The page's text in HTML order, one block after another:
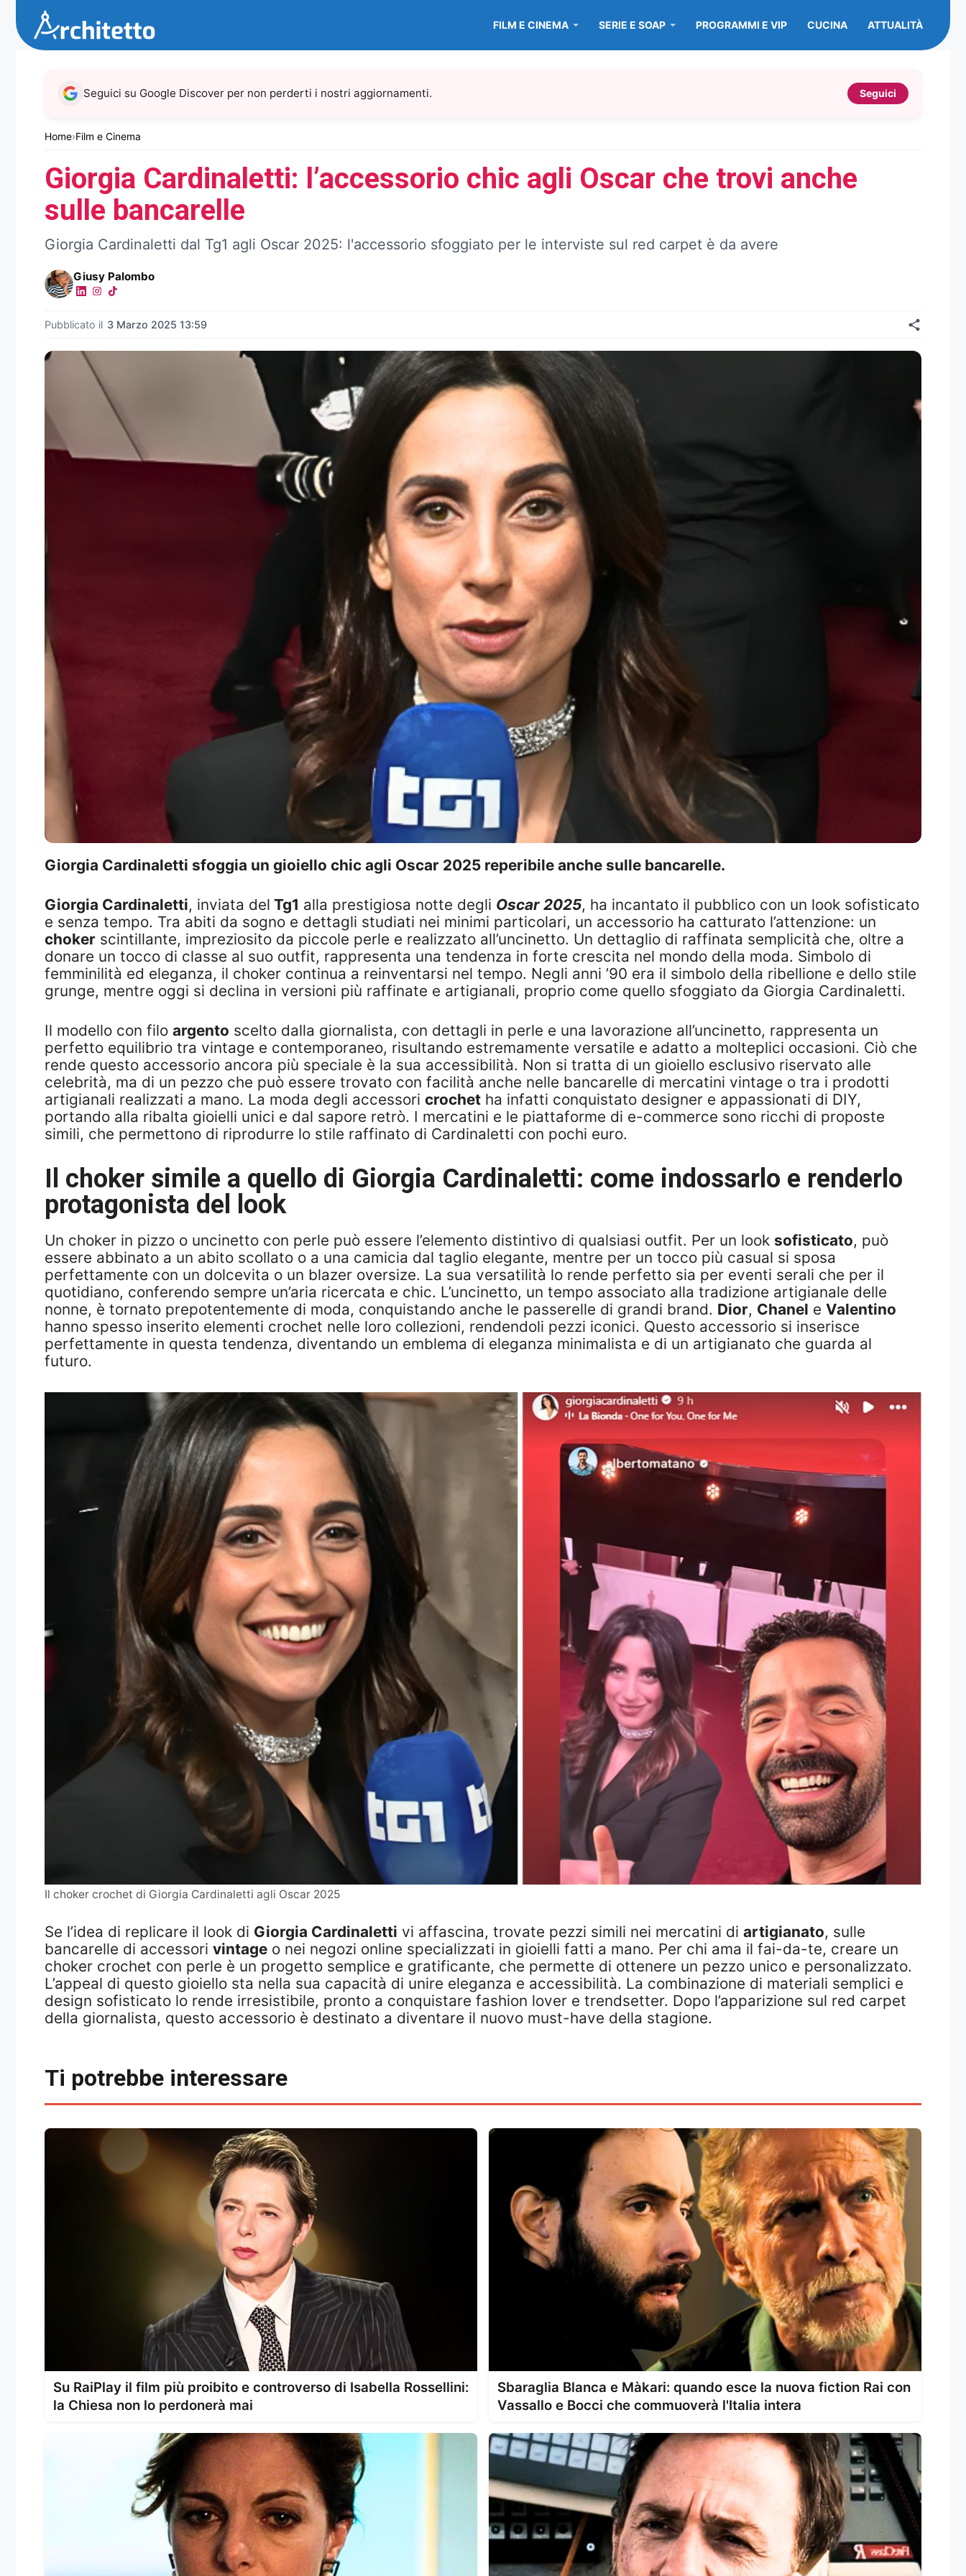
contenuto
FILM E CINEMA SERIE E SOAP PROGRAMMI E VIP CUCINA ATTUALITÀ
Home›Film e Cinema
Seguici su Google Discover per non perderti i nostri aggiornamenti. Seguici
Giorgia Cardinaletti: l’accessorio chic agli Oscar che trovi anche
sulle bancarelle
Giorgia Cardinaletti dal Tg1 agli Oscar 2025: l'accessorio sfoggiato per le interviste sul red carpet è da avere
Giusy Palombo
Pubblicato il 3 Marzo 2025 13:59
Giorgia Cardinaletti sfoggia un gioiello chic agli Oscar 2025 reperibile anche sulle bancarelle.
Giorgia Cardinaletti, inviata del Tg1 alla prestigiosa notte degli Oscar 2025, ha incantato il pubblico con un look sofisticato
e senza tempo. Tra abiti da sogno e dettagli studiati nei minimi particolari, un accessorio ha catturato l’attenzione: un
choker scintillante, impreziosito da piccole perle e realizzato all’uncinetto. Un dettaglio di raffinata semplicità che, oltre a
donare un tocco di classe al suo outfit, rappresenta una tendenza in forte crescita nel mondo della moda. Simbolo di
femminilità ed eleganza, il choker continua a reinventarsi nel tempo. Negli anni ’90 era il simbolo della ribellione e dello stile
grunge, mentre oggi si declina in versioni più raffinate e artigianali, proprio come quello sfoggiato da Giorgia Cardinaletti.
Il modello con filo argento scelto dalla giornalista, con dettagli in perle e una lavorazione all’uncinetto, rappresenta un
perfetto equilibrio tra vintage e contemporaneo, risultando estremamente versatile e adatto a molteplici occasioni. Ciò che
rende questo accessorio ancora più speciale è la sua accessibilità. Non si tratta di un gioiello esclusivo riservato alle
celebrità, ma di un pezzo che può essere trovato con facilità anche nelle bancarelle di mercatini vintage o tra i prodotti
artigianali realizzati a mano. La moda degli accessori crochet ha infatti conquistato designer e appassionati di DIY,
portando alla ribalta gioielli unici e dal sapore retrò. I mercatini e le piattaforme di e-commerce sono ricchi di proposte
simili, che permettono di riprodurre lo stile raffinato di Cardinaletti con pochi euro.
Il choker simile a quello di Giorgia Cardinaletti: come indossarlo e renderlo
protagonista del look
Un choker in pizzo o uncinetto con perle può essere l’elemento distintivo di qualsiasi outfit. Per un look sofisticato, può
essere abbinato a un abito scollato o a una camicia dal taglio elegante, mentre per un tocco più casual si sposa
perfettamente con un dolcevita o un blazer oversize. La sua versatilità lo rende perfetto sia per eventi serali che per il
quotidiano, conferendo sempre un’aria ricercata e chic. L’uncinetto, un tempo associato alla tradizione artigianale delle
nonne, è tornato prepotentemente di moda, conquistando anche le passerelle di grandi brand. Dior, Chanel e Valentino
hanno spesso inserito elementi crochet nelle loro collezioni, rendendoli pezzi iconici. Questo accessorio si inserisce
perfettamente in questa tendenza, diventando un emblema di eleganza minimalista e di un artigianato che guarda al
futuro.
Il choker crochet di Giorgia Cardinaletti agli Oscar 2025
Se l’idea di replicare il look di Giorgia Cardinaletti vi affascina, trovate pezzi simili nei mercatini di artigianato, sulle
bancarelle di accessori vintage o nei negozi online specializzati in gioielli fatti a mano. Per chi ama il fai-da-te, creare un
choker crochet con perle è un progetto semplice e gratificante, che permette di ottenere un pezzo unico e personalizzato.
L’appeal di questo gioiello sta nella sua capacità di unire eleganza e accessibilità. La combinazione di materiali semplici e
design sofisticato lo rende irresistibile, pronto a conquistare fashion lover e trendsetter. Dopo l’apparizione sul red carpet
della giornalista, questo accessorio è destinato a diventare il nuovo must-have della stagione.
Ti potrebbe interessare
Su RaiPlay il film più proibito e controverso di Isabella Rossellini:
la Chiesa non lo perdonerà mai
Sbaraglia Blanca e Màkari: quando esce la nuova fiction Rai con
Vassallo e Bocci che commuoverà l'Italia intera